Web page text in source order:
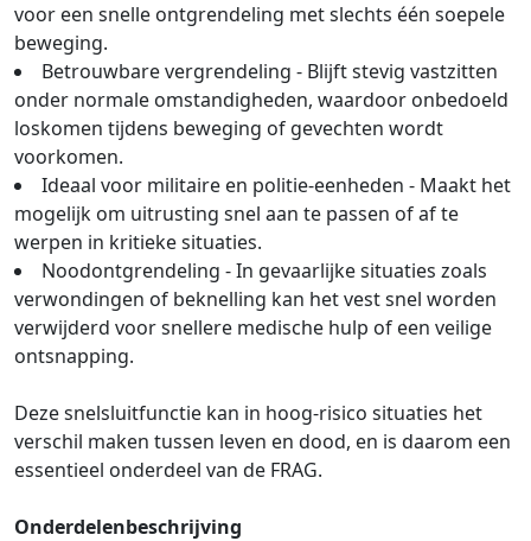
voor een snelle ontgrendeling met slechts één soepele
beweging.
Betrouwbare vergrendeling - Blijft stevig vastzitten
onder normale omstandigheden, waardoor onbedoeld
loskomen tijdens beweging of gevechten wordt
voorkomen.
Ideaal voor militaire en politie-eenheden - Maakt het
mogelijk om uitrusting snel aan te passen of af te
werpen in kritieke situaties.
Noodontgrendeling - In gevaarlijke situaties zoals
verwondingen of beknelling kan het vest snel worden
verwijderd voor snellere medische hulp of een veilige
ontsnapping.
Deze snelsluitfunctie kan in hoog-risico situaties het
verschil maken tussen leven en dood, en is daarom een
essentieel onderdeel van de FRAG.
Onderdelenbeschrijving